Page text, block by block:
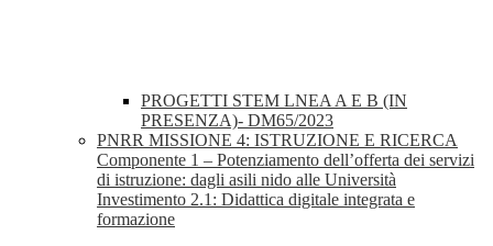
PROGETTI STEM LNEA A E B (IN
PRESENZA)- DM65/2023
PNRR MISSIONE 4: ISTRUZIONE E RICERCA
Componente 1 – Potenziamento dell’offerta dei servizi
di istruzione: dagli asili nido alle Università
Investimento 2.1: Didattica digitale integrata e
formazione